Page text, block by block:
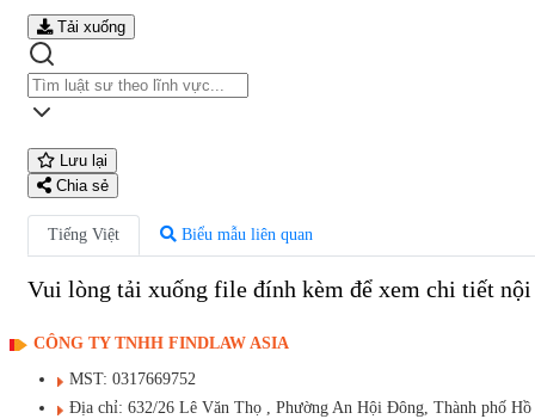
Tải xuống
Lưu lại
Chia sẻ
Tiếng Việt Biểu mẫu liên quan
Vui lòng tải xuống file đính kèm để xem chi tiết nội
CÔNG TY TNHH FINDLAW ASIA
MST: 0317669752
Địa chỉ: 632/26 Lê Văn Thọ , Phường An Hội Đông, Thành phố